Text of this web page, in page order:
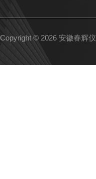
Copyright © 2026 安徽春辉